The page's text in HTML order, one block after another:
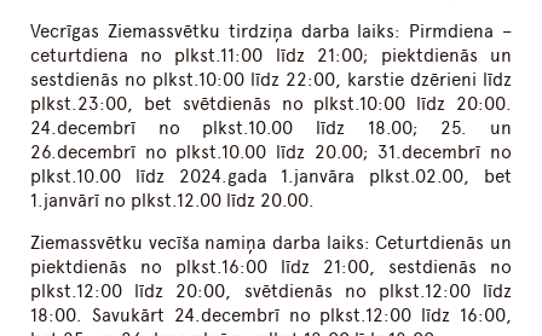
Vecrīgas Ziemassvētku tirdziņa darba laiks: Pirmdiena –
ceturtdiena no plkst.11:00 līdz 21:00; piektdienās un
sestdienās no plkst.10:00 līdz 22:00, karstie dzērieni līdz
plkst.23:00, bet svētdienās no plkst.10:00 līdz 20:00.
24.decembrī no plkst.10.00 līdz 18.00; 25. un
26.decembrī no plkst.10.00 līdz 20.00; 31.decembrī no
plkst.10.00 līdz 2024.gada 1.janvāra plkst.02.00, bet
1.janvārī no plkst.12.00 līdz 20.00.
Ziemassvētku vecīša namiņa darba laiks: Ceturtdienās un
piektdienās no plkst.16:00 līdz 21:00, sestdienās no
plkst.12:00 līdz 20:00, svētdienās no plkst.12:00 līdz
18:00. Savukārt 24.decembrī no plkst.12:00 līdz 16:00,